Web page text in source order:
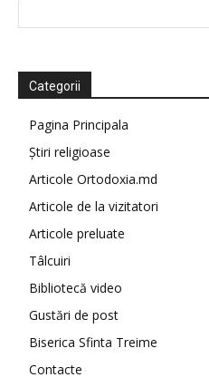
Categorii
Pagina Principala
Știri religioase
Articole Ortodoxia.md
Articole de la vizitatori
Articole preluate
Tâlcuiri
Bibliotecă video
Gustări de post
Biserica Sfinta Treime
Contacte